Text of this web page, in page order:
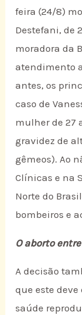
feira (24/8)
Destefani, de
moradora da
atendimento
antes, os
caso de
mulher de 27
gravidez de
gêmeos). Ao
Clínicas e na
Norte do
bombeiros e
O aborto
A decisão
que este
saúde